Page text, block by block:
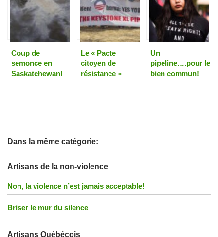
Coup de
semonce en
Saskatchewan!
Le « Pacte
citoyen de
résistance »
Un
pipeline….pour le
bien commun!
Dans la même catégorie:
Artisans de la non-violence
Non, la violence n’est jamais acceptable!
Briser le mur du silence
Artisans Québécois